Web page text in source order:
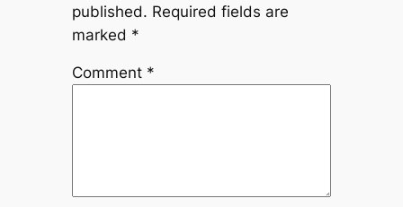
published. Required fields are
marked *
Comment *